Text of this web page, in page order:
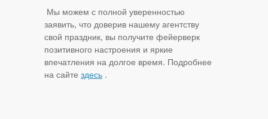
Мы можем с полной уверенностью
заявить, что доверив нашему агентству
свой праздник, вы получите фейерверк
позитивного настроения и яркие
впечатления на долгое время. Подробнее
на сайте здесь .